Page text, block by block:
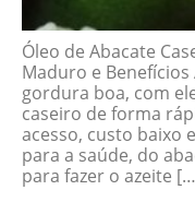
Óleo de Abacate
Maduro e
gordura boa, com
caseiro de forma
acesso, custo baixo
para a saúde, do
para fazer o azeite